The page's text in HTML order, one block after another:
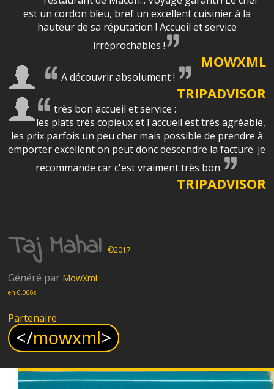
est un cordon bleu, bref un excellent cuisinier à la
hauteur de sa réputation ! Accueil et service
irréprochables !
MOWXML
A découvrir absolument !
TRIPADVISOR
très bon accueil et service :
les plats très copieux et l'accueil est très agréable,
les prix parfois un peu cher mais possible de prendre à
emporter excellent on peut donc descendre la facture. je
recommande car c'est vraiment très bon
TRIPADVISOR
Taj Mahal ©2017
Généré par MowXml
en 0.006s
Partenaire
</mowxml>